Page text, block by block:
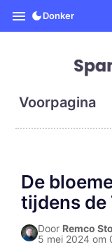
Donker
Voorpagina
De
tijdens de
Door Remco
5 mei 2024 om